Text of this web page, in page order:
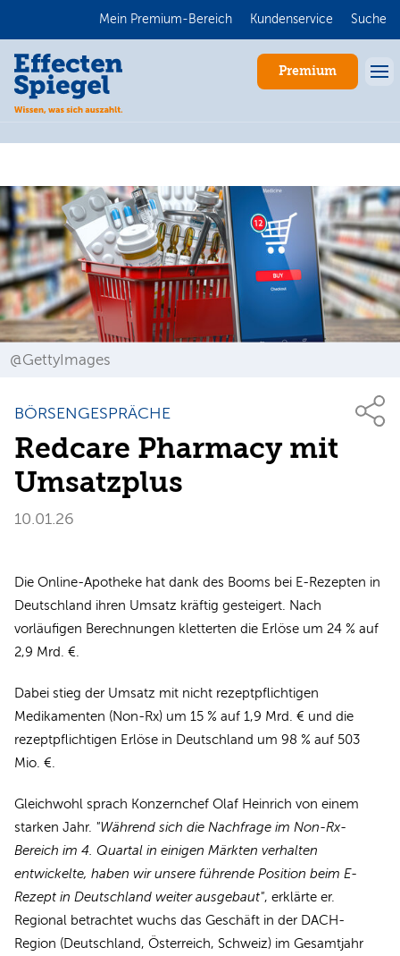
Mein Premium-Bereich Kundenservice Suche
Premium
@GettyImages
BÖRSENGESPRÄCHE
Redcare Pharmacy mit
Umsatzplus
10.01.26
Die Online-Apotheke hat dank des Booms bei E-Rezepten in
Deutschland ihren Umsatz kräftig gesteigert. Nach
vorläufigen Berechnungen kletterten die Erlöse um 24 % auf
2,9 Mrd. €.
Dabei stieg der Umsatz mit nicht rezeptpflichtigen
Medikamenten (Non-Rx) um 15 % auf 1,9 Mrd. € und die
rezeptpflichtigen Erlöse in Deutschland um 98 % auf 503
Mio. €.
Gleichwohl sprach Konzernchef Olaf Heinrich von einem
starken Jahr. "Während sich die Nachfrage im Non-Rx-
Bereich im 4. Quartal in einigen Märkten verhalten
entwickelte, haben wir unsere führende Position beim E-
Rezept in Deutschland weiter ausgebaut", erklärte er.
Regional betrachtet wuchs das Geschäft in der DACH-
Region (Deutschland, Österreich, Schweiz) im Gesamtjahr
Anmelden